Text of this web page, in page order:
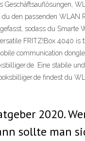
den passenden WLAN
sodass du Smarte
FRITZ!Box 4040 is
communication
Eine stabile
findest du
2020.
sollte man